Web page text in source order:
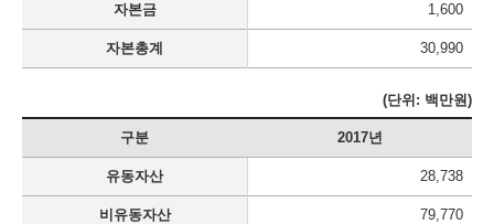
자본금 1,600
자본총계 30,990
(단위: 백만원)
구분 2017년
유동자산 28,738
비유동자산 79,770